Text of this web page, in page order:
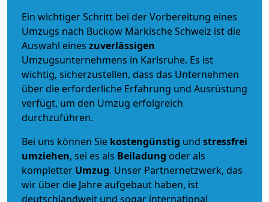
Ein wichtiger Schritt bei der Vorbereitung eines
Umzugs nach Buckow Märkische Schweiz ist die
Auswahl eines zuverlässigen
Umzugsunternehmens in Karlsruhe. Es ist
wichtig, sicherzustellen, dass das Unternehmen
über die erforderliche Erfahrung und Ausrüstung
verfügt, um den Umzug erfolgreich
durchzuführen.
Bei uns können Sie kostengünstig und stressfrei
umziehen, sei es als Beiladung oder als
kompletter Umzug. Unser Partnernetzwerk, das
wir über die Jahre aufgebaut haben, ist
deutschlandweit und sogar international